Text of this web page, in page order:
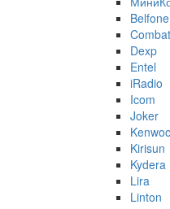
Belfone
Combat
Dexp
Entel
iRadio
Icom
Joker
Kirisun
Kydera
Lira
Linton